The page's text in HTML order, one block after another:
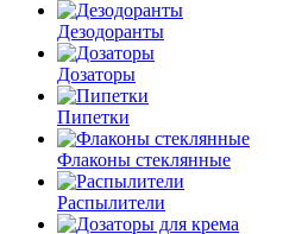
Дезодоранты
Дозаторы
Пипетки
Флаконы стеклянные
Распылители